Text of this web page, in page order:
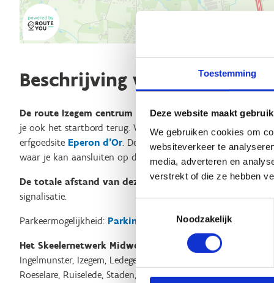
Toestemming
Deze website maakt
We gebruiken cookies om
websiteverkeer te
media, adverteren en
verstrekt of die ze hebben
Noodzakelijk
Beschrijving van de route
De route Izegem centrum start aan de parking van het
je ook het startbord terug. Via een korte aanloop passeer je
erfgoedsite Eperon d’Or. De route breng je via de Zuidkaai
waar je kan aansluiten op de routeIzegem: Kachtem.
De totale afstand van deze route bedraagt 7,00kmen
signalisatie.
Parkeermogelijkheid: Parking zwembad de Krekel
Het Skeelernetwerk Midwest
waaiert uit over de
Ingelmunster, Izegem, Ledegem, Lichtervelde, Meulebeke,
Roeselare, Ruiselede, Staden, Tielt, Wielsbeke en Wingene